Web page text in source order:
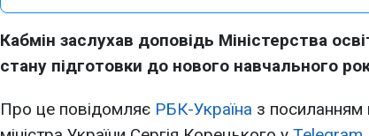
Кабмін заслухав доповідь Міністерства
стану підготовки до нового навчального
Про це повідомляє РБК-Україна з посиланням